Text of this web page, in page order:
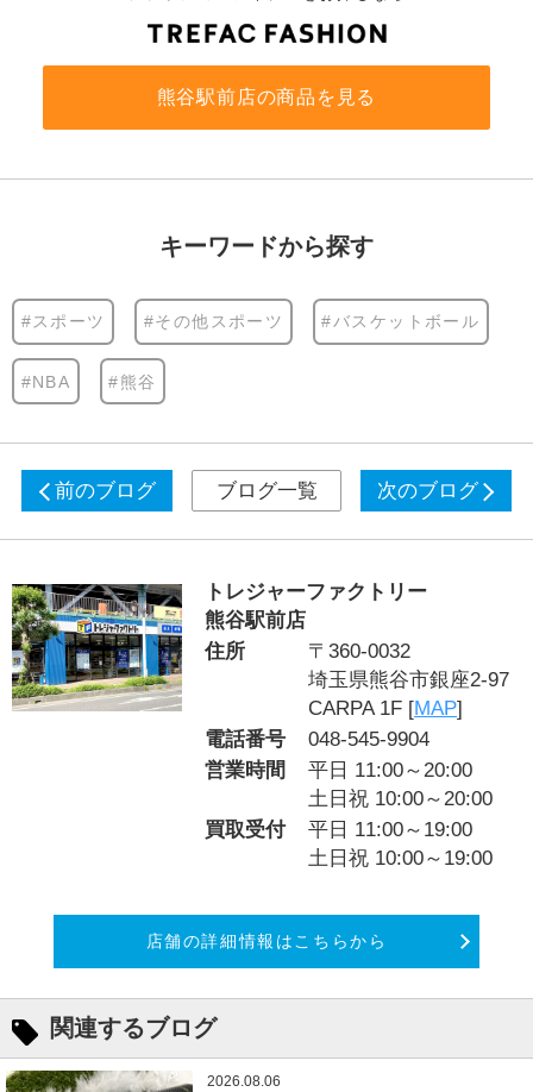
熊谷駅前店の商品を見る
キーワードから探す
#スポーツ #その他スポーツ #バスケットボール
#NBA #熊谷
前のブログ ブログ一覧 次のブログ
トレジャーファクトリー
熊谷駅前店
住所
〒360-0032
埼玉県熊谷市銀座2-97
CARPA 1F [MAP]
電話番号
048-545-9904
営業時間
平日 11:00～20:00
土日祝 10:00～20:00
買取受付
平日 11:00～19:00
土日祝 10:00～19:00
店舗の詳細情報はこちらから
関連するブログ
2026.08.06